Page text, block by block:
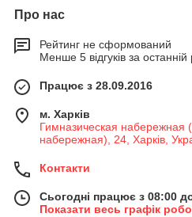
Про нас
Рейтинг не сформований
Менше 5 відгуків за останній
Працює з 28.09.2016
м. Харків
Гимназическая набережная
набережная), 24, Харків,
Контакти
Сьогодні працює з 08:00
Показати весь графік